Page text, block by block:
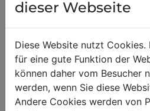
28.07.2026,
Das perfekte 5k
Geschmacklich
dieser Webseite
Diese Website nutzt Cookies.
für eine gute Funktion der
können daher vom Besucher
werden, wenn Sie diese
Andere Cookies werden von